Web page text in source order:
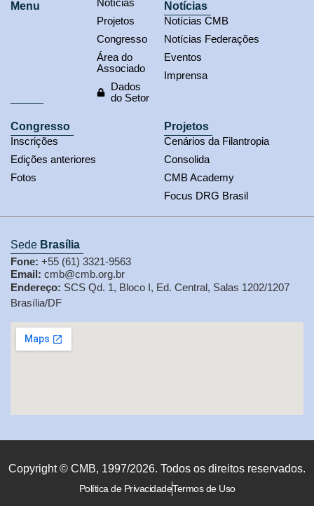
Menu
Notícias
Projetos
Congresso
Área do
Associado
Dados
do Setor
Notícias
Notícias CMB
Notícias Federações
Eventos
Imprensa
Congresso
Inscrições
Edições anteriores
Fotos
Projetos
Cenários da Filantropia
Consolida
CMB Academy
Focus DRG Brasil
Sede Brasília
Fone: +55 (61) 3321-9563
Email: cmb@cmb.org.br
Endereço: SCS Qd. 1, Bloco I, Ed. Central, Salas 1202/1207
Brasília/DF
Copyright © CMB, 1997/2026. Todos os direitos reservados.
Política de PrivacidadeTermos de Uso